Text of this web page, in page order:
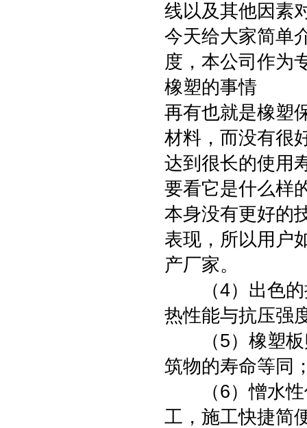
线以及其他因素
今天给大家简单
度，本公司作为
橡塑的事情
再有也就是橡塑
材料，而没有很
达到很长的使用
要看它是什么样
本身没有更好的
表现，所以用户
产厂家。
（4）出色的
热性能与抗压强
（5）橡塑板
筑物的寿命等同
（6）憎水性
工，施工快捷简